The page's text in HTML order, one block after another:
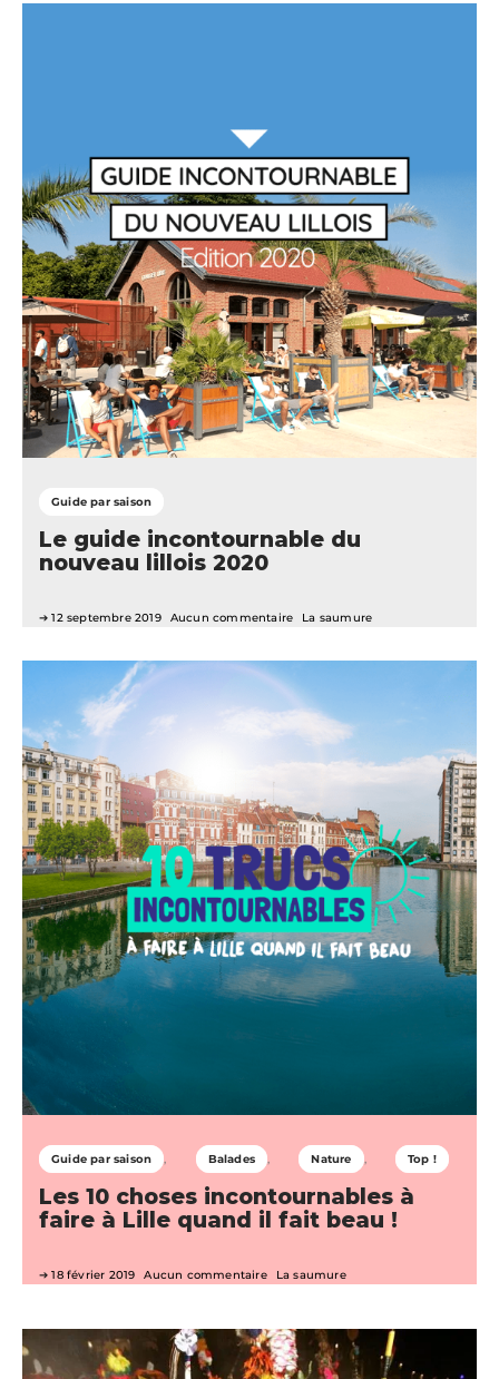
Guide par saison
Le guide incontournable du
nouveau lillois 2020
12 septembre 2019 Aucun commentaire La saumure
Guide par saison Balades Nature Top !
Les 10 choses incontournables à
faire à Lille quand il fait beau !
18 février 2019 Aucun commentaire La saumure